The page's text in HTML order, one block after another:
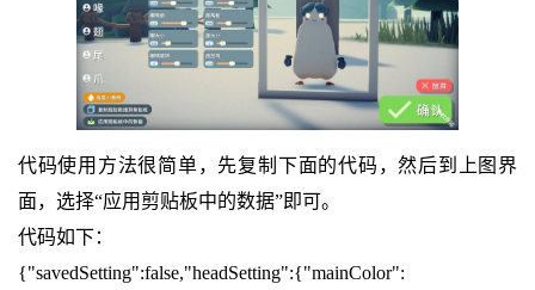
代码使用方法很简单，先复制下面的代码，然后到上图界
面，选择“应用剪贴板中的数据”即可。
代码如下：
{"savedSetting":false,"headSetting":{"mainColor":